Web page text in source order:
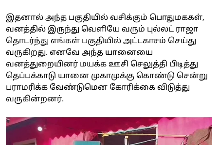
இதனால் அந்த பகுதியில் வசிக்கும் பொதுமககள்,
வனத்தில் இருந்து வெளியே வரும் புல்லட் ராஜா
தொடர்ந்து எங்கள் பகுதியில் அட்டகாசம் செய்து
வருகிறது. எனவே அந்த யானையை
வனத்துறையினர் மயக்க ஊசி செலுத்தி பிடித்து
தெப்பக்காடு யானை முகாமுக்கு கொண்டு சென்று
பராமரிக்க வேண்டுமென கோரிக்கை விடுத்து
வருகின்றனர்.